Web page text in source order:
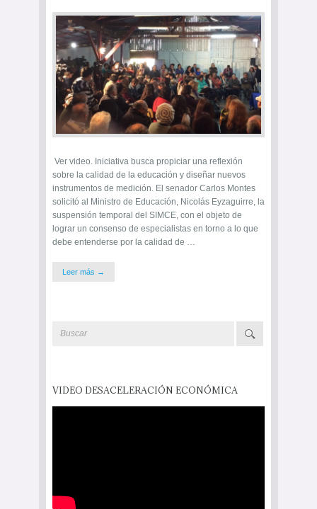
Ver video. Iniciativa busca propiciar una reflexión
sobre la calidad de la educación y diseñar nuevos
instrumentos de medición. El senador Carlos Montes
solicitó al Ministro de Educación, Nicolás Eyzaguirre, la
suspensión temporal del SIMCE, con el objeto de
lograr un consenso de especialistas en torno a lo que
debe entenderse por la calidad de …
Leer más →
VIDEO DESACELERACIÓN ECONÓMICA